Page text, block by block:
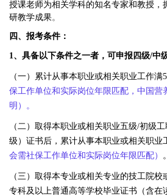
授课老师为相关学科的知名专家和教授，
研教学成果。
四、 报考条件：
1、具备以下条件之一者，可申报四级/中
（一）累计从事本职业或相关职业工作满
保工作单位和实际岗位年限匹配，中国营
明）。
（二）取得本职业或相关职业五级/初级
级）证书后，累计从事本职业或相关职业
会需社保工作单位和实际岗位年限匹配） 。
（三）取得本专业或相关专业的技工院校
专科及以上普通高等学校毕业证书（含在